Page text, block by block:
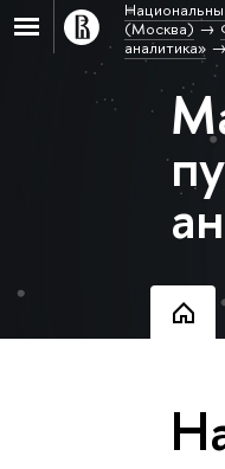
(Москва)
аналитика»